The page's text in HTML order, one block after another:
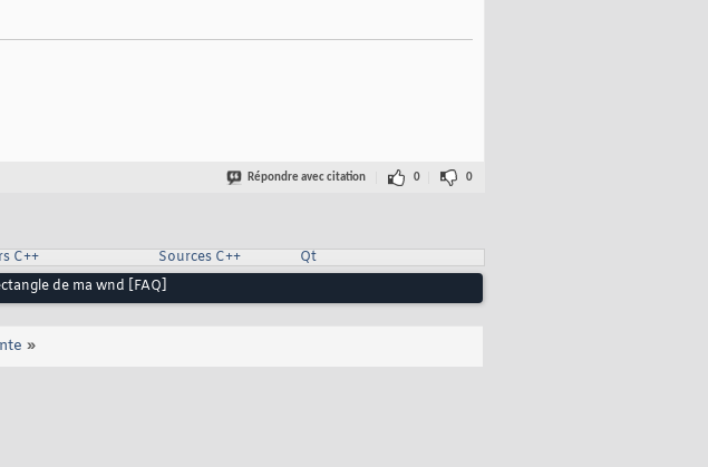
Répondre avec citation 0 0
C++ Sources C++
Qt
de ma wnd [FAQ]
»